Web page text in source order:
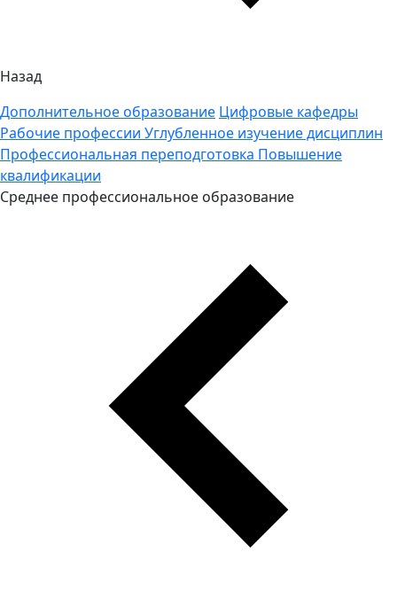
Назад
Дополнительное образование Цифровые кафедры
Рабочие профессии Углубленное изучение дисциплин
Профессиональная переподготовка Повышение
квалификации
Среднее профессиональное образование